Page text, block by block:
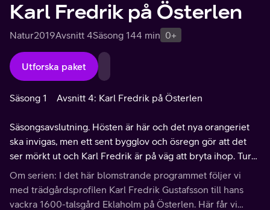
Karl Fredrik på Österlen
Natur2019Avsnitt 4Säsong 144 min 0+
Utforska paket
Säsong 1 Avsnitt 4: Karl Fredrik på Österlen
Säsongsavslutning. Hösten är här och det nya orangeriet
ska invigas, men ett sent bygglov och ösregn gör att det
ser mörkt ut och Karl Fredrik är på väg att bryta ihop. Tur
att några dahliaknölar och en vacker höstbukett håller
honom sysselsatt.
Om serien: I det här blomstrande programmet följer vi
med trädgårdsprofilen Karl Fredrik Gustafsson till hans
vackra 1600-talsgård Eklaholm på Österlen. Här får vi